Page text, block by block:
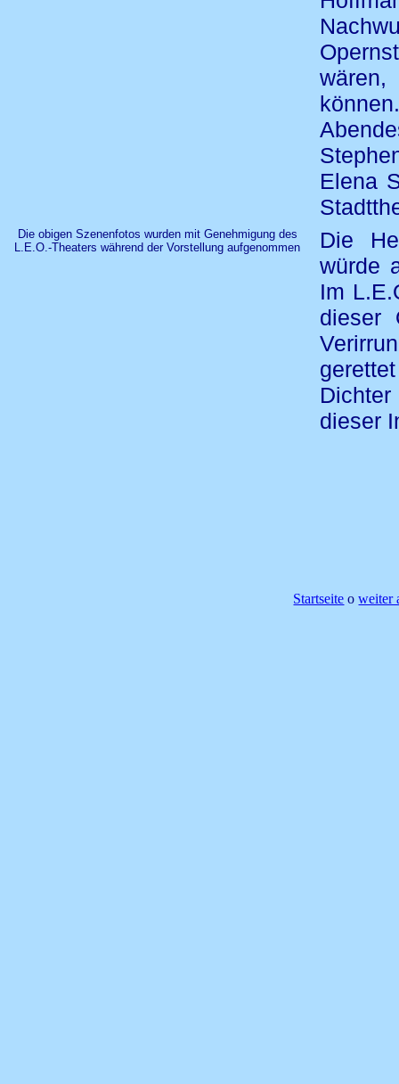
Elena
Die obigen Szenenfotos wurden mit Genehmigung des
L.E.O.-Theaters während der Vorstellung aufgenommen
Die
würde
Im
dieser
dieser
Startseite oweiter